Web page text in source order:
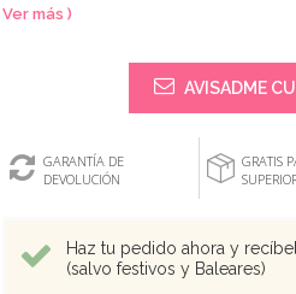
Ver más )
AVISADME
GARANTÍA DE
DEVOLUCIÓN
GRATIS
Haz tu pedido ahora y
(salvo festivos y Baleares)